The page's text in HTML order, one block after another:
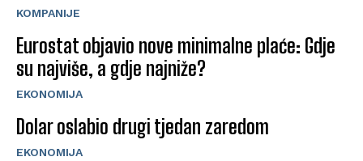
KOMPANIJE
Eurostat objavio nove minimalne plaće: Gdje
su najviše, a gdje najniže?
EKONOMIJA
Dolar oslabio drugi tjedan zaredom
EKONOMIJA